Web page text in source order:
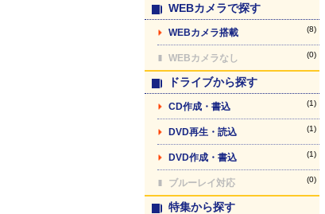
WEBカメラで探す
WEBカメラ搭載 (8)
WEBカメラなし (0)
ドライブから探す
CD作成・書込 (1)
DVD再生・読込 (1)
DVD作成・書込 (1)
ブルーレイ対応 (0)
特集から探す